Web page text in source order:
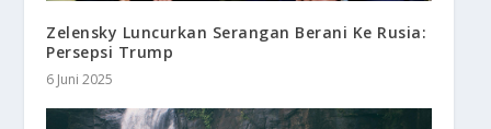
Zelensky Luncurkan Serangan Berani Ke Rusia:
Persepsi Trump
6 Juni 2025